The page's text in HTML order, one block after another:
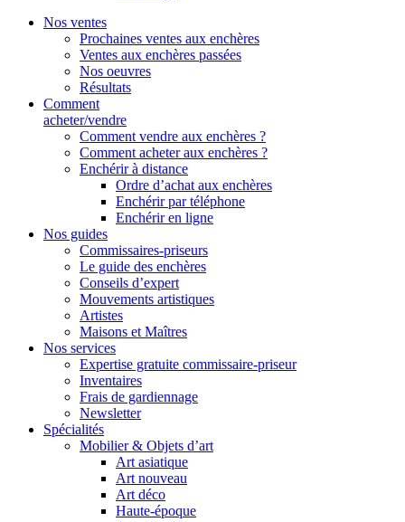
Nos ventes
Prochaines ventes aux enchères
Ventes aux enchères passées
Nos oeuvres
Résultats
Comment
acheter/vendre
Comment vendre aux enchères ?
Comment acheter aux enchères ?
Enchérir à distance
Ordre d’achat aux enchères
Enchérir par téléphone
Enchérir en ligne
Nos guides
Commissaires-priseurs
Le guide des enchères
Conseils d’expert
Mouvements artistiques
Artistes
Maisons et Maîtres
Nos services
Expertise gratuite commissaire-priseur
Inventaires
Frais de gardiennage
Newsletter
Spécialités
Mobilier & Objets d’art
Art asiatique
Art nouveau
Art déco
Haute-époque